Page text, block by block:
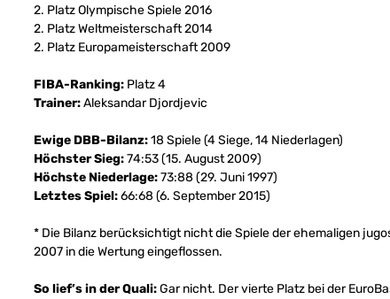
2. Platz Olympische Spiele 2016
2. Platz Weltmeisterschaft 2014
2. Platz Europameisterschaft 2009
FIBA-Ranking: Platz 4
Trainer:Aleksandar Djordjevic
Ewige DBB-Bilanz:18 Spiele (4 Siege, 14 Niederlagen)
Höchster Sieg:74:53 (15. August 2009)
Höchste Niederlage:73:88 (29. Juni 1997)
Letztes Spiel:66:68 (6. September 2015)
* Die Bilanz berücksichtigt nicht die Spiele der ehemaligen
2007 in die Wertung eingeflossen.
So lief’s in der Quali:Gar nicht. Der vierte Platz bei der